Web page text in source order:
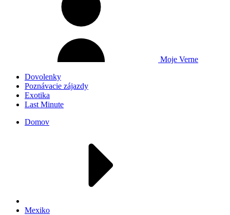
Moje Verne
Dovolenky
Poznávacie zájazdy
Exotika
Last Minute
Domov
Mexiko